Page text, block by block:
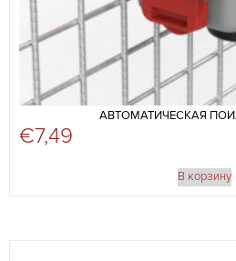
АВТОМАТИЧЕСКАЯ
€7,49
В корзину